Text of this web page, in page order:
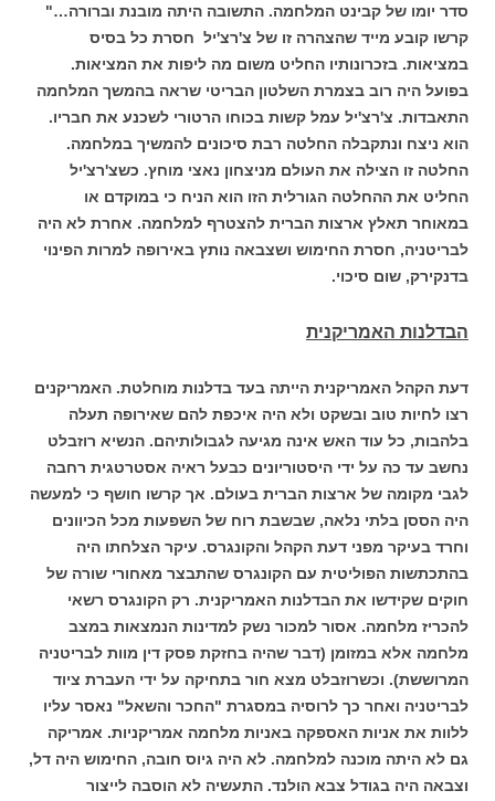
סדר יומו של קבינט המלחמה. התשובה היתה מובנת וברורה…"
קרשו קובע מייד שהצהרה זו של צ'רצ'יל חסרת כל בסיס
במציאות. בזכרונותיו החליט משום מה ליפות את המציאות.
בפועל היה רוב בצמרת השלטון הבריטי שראה בהמשך המלחמה
התאבדות. צ'רצ'יל עמל קשות בכוחו הרטורי לשכנע את חבריו.
הוא ניצח ונתקבלה החלטה רבת סיכונים להמשיך במלחמה.
החלטה זו הצילה את העולם מניצחון נאצי מוחץ. כשצ'רצ'יל
החליט את ההחלטה הגורלית הזו הוא הניח כי במוקדם או
במאוחר תאלץ ארצות הברית להצטרף למלחמה. אחרת לא היה
לבריטניה, חסרת החימוש ושצבאה נותץ באירופה למרות הפינוי
בדנקירק, שום סיכוי.
הבדלנות האמריקנית
דעת הקהל האמריקנית הייתה בעד בדלנות מוחלטת. האמריקנים
רצו לחיות טוב ובשקט ולא היה איכפת להם שאירופה תעלה
בלהבות, כל עוד האש אינה מגיעה לגבולותיהם. הנשיא רוזבלט
נחשב עד כה על ידי היסטוריונים כבעל ראיה אסטרטגית רחבה
לגבי מקומה של ארצות הברית בעולם. אך קרשו חושף כי למעשה
היה הססן בלתי נלאה, שבשבת רוח של השפעות מכל הכיוונים
וחרד בעיקר מפני דעת הקהל והקונגרס. עיקר הצלחתו היה
בהתכתשות הפוליטית עם הקונגרס שהתבצר מאחורי שורה של
חוקים שקידשו את הבדלנות האמריקנית. רק הקונגרס רשאי
להכריז מלחמה. אסור למכור נשק למדינות הנמצאות במצב
מלחמה אלא במזומן (דבר שהיה בחזקת פסק דין מוות לבריטניה
המרוששת). וכשרוזבלט מצא חור בתחיקה על ידי העברת ציוד
לבריטניה ואחר כך לרוסיה במסגרת "החכר והשאל" נאסר עליו
ללוות את אניות האספקה באניות מלחמה אמריקניות. אמריקה
גם לא היתה מוכנה למלחמה. לא היה גיוס חובה, החימוש היה דל,
וצבאה היה בגודל צבא הולנד. התעשיה לא הוסבה לייצור